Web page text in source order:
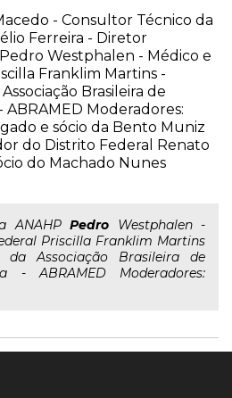
- Consultor Técnico da
Ferreira - Diretor
Westphalen - Médico e
Franklim Martins -
Brasileira de
ABRAMED Moderadores:
e sócio da Bento Muniz
do Distrito Federal Renato
do Machado Nunes
ANAHP Pedro Westphalen -
Priscilla Franklim Martins
Associação Brasileira de
- ABRAMED Moderadores: